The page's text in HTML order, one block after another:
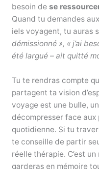
besoin de se
Quand tu demandes
iels voyagent, tu auras
démissionné », « j’ai
été largué – ait quitté
Tu te rendras compte
partagent ta vision
voyage est une bulle,
décompresser face aux
quotidienne. Si tu
te conseille de partir
réelle thérapie. C’est
garderas en mémoire